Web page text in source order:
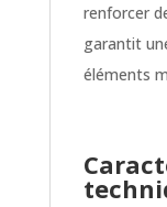
renforcer
garantit
éléments